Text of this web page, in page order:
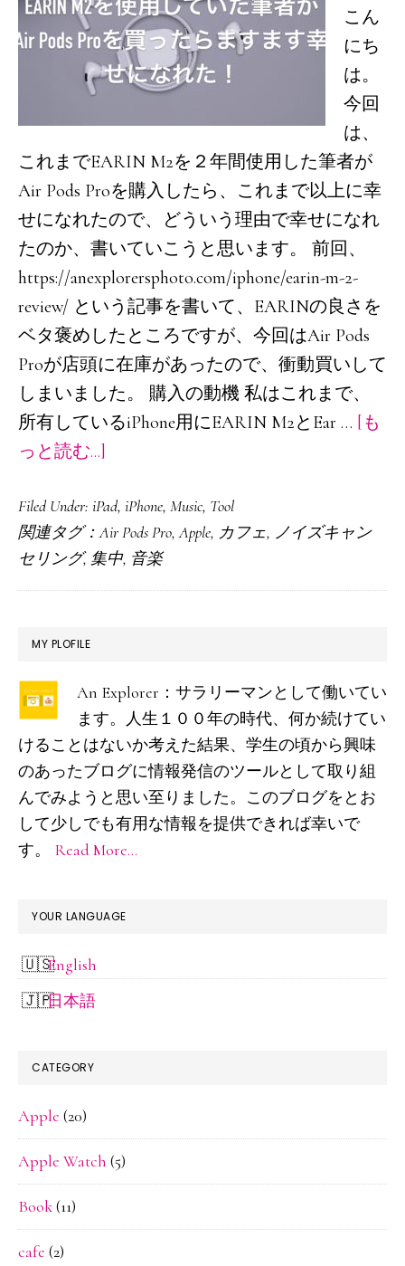
こん
にち
は。
今回
は、
これまでEARIN M2を２年間使用した筆者が
Air Pods Proを購入したら、これまで以上に幸
せになれたので、どういう理由で幸せになれ
たのか、書いていこうと思います。 前回、
https://anexplorersphoto.com/iphone/earin-m-2-
review/ という記事を書いて、EARINの良さを
ベタ褒めしたところですが、今回はAir Pods
Proが店頭に在庫があったので、衝動買いして
しまいました。 購入の動機 私はこれまで、
所有しているiPhone用にEARIN M2とEar … [も
っと読む...]
M2
を
使
用
い
た
筆
者
が
Air
Pods
を
す
幸
に
Filed Under: iPad, iPhone, Music, Tool
関連タグ：Air Pods Pro,Apple, カフェ, ノイズキャン
セリング, 集中, 音楽
最
初
の
サ
イ
ド
バ
ー
MY PLOFILE
An Explorer：サラリーマンとして働いてい
ます。人生１００年の時代、何か続けてい
けることはないか考えた結果、学生の頃から興味
のあったブログに情報発信のツールとして取り組
んでみようと思い至りました。このブログをとお
して少しでも有用な情報を提供できれば幸いで
す。 Read More…
YOUR LANGUAGE
English
日本語
CATEGORY
Apple (20)
Apple Watch (5)
Book(11)
cafe (2)